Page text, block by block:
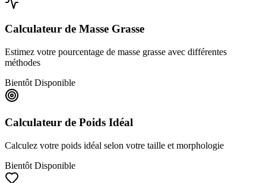
Calculateur de Masse Grasse
Estimez votre pourcentage de masse grasse avec différentes
méthodes
Bientôt Disponible
Calculateur de Poids Idéal
Calculez votre poids idéal selon votre taille et morphologie
Bientôt Disponible